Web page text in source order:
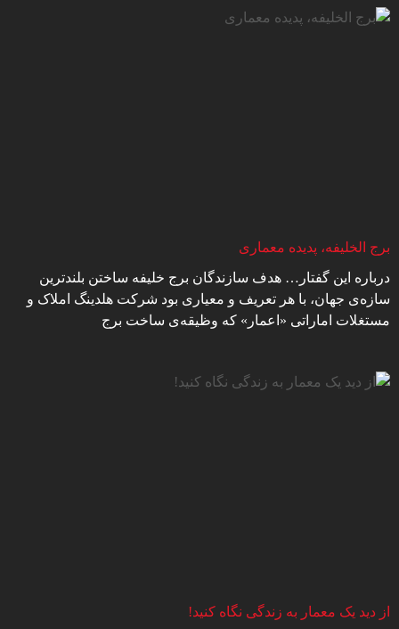
برج الخلیفه، پدیده معماری
درباره این گفتار… هدف سازندگان برج خلیفه ساختن بلندترین
سازه‌ی جهان، با هر تعریف و معیاری بود شرکت هلدینگ املاک و
مستغلات اماراتی «اعمار» که وظیقه‌ی ساخت برج
از دید یک معمار به زندگی نگاه کنید!